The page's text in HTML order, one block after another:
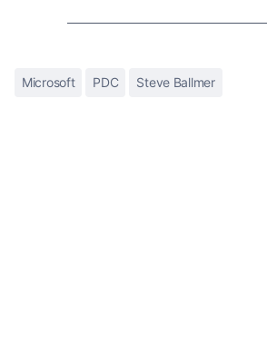
Microsoft PDC Steve Ballmer